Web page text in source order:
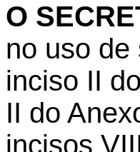
O
no uso de
inciso II
II do
incisos